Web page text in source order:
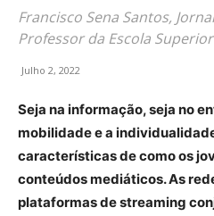
Francisco Sena Santos,
Professor da Escola
Julho 2, 2022
Seja na informação, seja no
mobilidade e a
características de como os
conteúdos mediáticos. As
plataformas de streaming